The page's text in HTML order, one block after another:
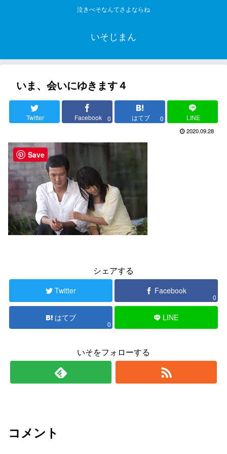
泣きべそなんてさよならね
いそじまん
いま、会いにゆきます４
Twitter Facebook 0 はてブ 0 LINE
2020.09.28
シェアする
Twitter Facebook
0
はてブ
0
LINE
いそをフォローする
コメント
Save